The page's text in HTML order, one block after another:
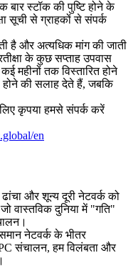
स्टॉक की पुष्टि होने के
सूची से ग्राहकों से संपर्क
है और अत्यधिक मांग की जाती
के कुछ सप्ताह उपवास
महीनों तक विस्तारित होने
होने की सलाह देते हैं, जबकि
कृपया हमसे संपर्क करें
en
ढांचा और शून्य दूरी नेटवर्क को
वास्तविक दुनिया में "गति"
नेटवर्क के भीतर
संचालन, हम विलंबता और